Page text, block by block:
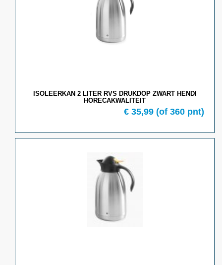
ISOLEERKAN 2 LITER RVS DRUKDOP ZWART HENDI
HORECAKWALITEIT
€ 35,99 (of 360 pnt)